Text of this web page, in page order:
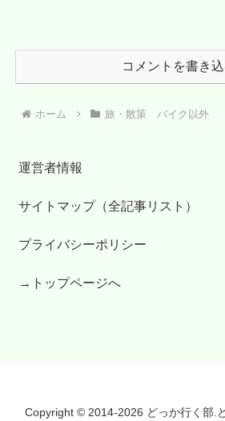
コメントを書き
ホーム 旅・散策 バイク以外
運営者情報
サイトマップ（全記事リスト）
プライバシーポリシー
→トップページへ
Copyright © 2014-2026 どっか行く部.